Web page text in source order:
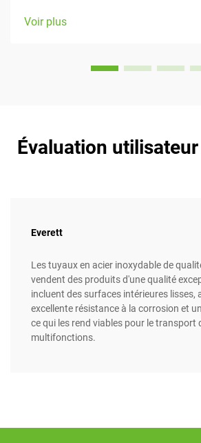
types de morphologie et préférences. La
Voir plus
Évaluation
Everett
Les tuyaux en acier inoxydable de
vendent des produits d'une qualité
incluent des surfaces intérieures lisses,
excellente résistance à la corrosion et
ce qui les rend viables pour le transport
multifonctions.